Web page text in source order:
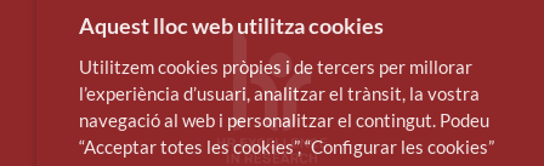
Aquest lloc web utilitza cookies
Utilitzem cookies pròpies i de tercers per millorar
l’experiència d’usuari, analitzar el trànsit, la vostra
navegació al web i personalitzar el contingut. Podeu
“Acceptar totes les cookies”, “Configurar les cookies”